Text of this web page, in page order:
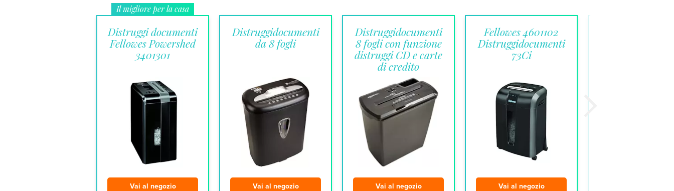
Il migliore per la casa
Distruggi documenti
Fellowes Powershed
3401301
Vai al negozio
Distruggidocumenti
da 8 fogli
Vai al negozio
Distruggidocumenti
8 fogli con funzione
distruggi CD e carte
di credito
Vai al negozio
Fellowes 4601102
Distruggidocumenti
73Ci
Vai al negozio